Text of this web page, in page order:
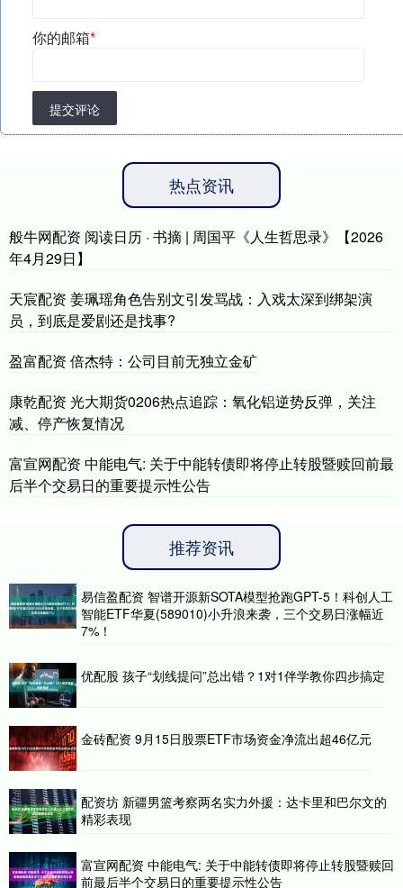
你的邮箱*
提交评论
热点资讯
般牛网配资 阅读日历 · 书摘 | 周国平《人生哲思录》【2026
年4月29日】
天宸配资 姜珮瑶角色告别文引发骂战：入戏太深到绑架演
员，到底是爱剧还是找事?
盈富配资 倍杰特：公司目前无独立金矿
康乾配资 光大期货0206热点追踪：氧化铝逆势反弹，关注
减、停产恢复情况
富宣网配资 中能电气: 关于中能转债即将停止转股暨赎回前最
后半个交易日的重要提示性公告
推荐资讯
易信盈配资 智谱开源新SOTA模型抢跑GPT-5！科创人工
智能ETF华夏(589010)小升浪来袭，三个交易日涨幅近
7%！
优配股 孩子“划线提问”总出错？1对1伴学教你四步搞定
金砖配资 9月15日股票ETF市场资金净流出超46亿元
配资坊 新疆男篮考察两名实力外援：达卡里和巴尔文的
精彩表现
富宣网配资 中能电气: 关于中能转债即将停止转股暨赎回
前最后半个交易日的重要提示性公告